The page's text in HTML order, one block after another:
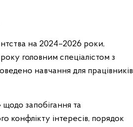
на 2024–2026 роки,
головним спеціалістом з
навчання для працівників
запобігання та
конфлікту інтересів, порядок